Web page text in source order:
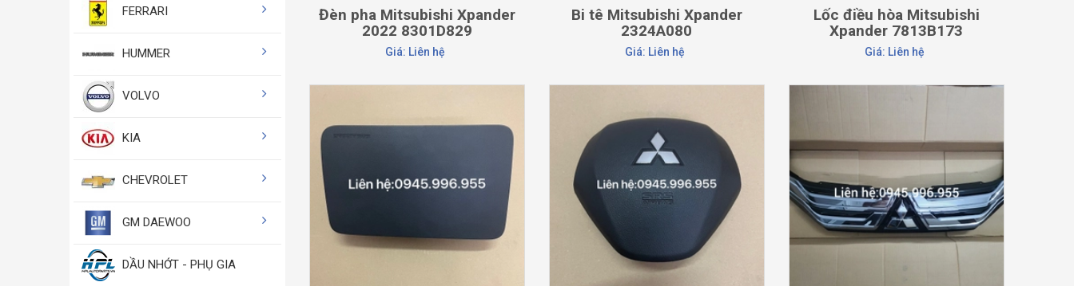
Đèn pha Mitsubishi Xpander
2022 8301D829
Giá: Liên hệ
Bi tê Mitsubishi Xpander
2324A080
Giá: Liên hệ
Lốc điều hòa Mitsubishi
Xpander 7813B173
Giá: Liên hệ
CHI TIẾT CHI TIẾT
FERRARI
HUMMER
VOLVO
KIA
CHEVROLET
GM DAEWOO
DẦU NHỚT - PHỤ GIA